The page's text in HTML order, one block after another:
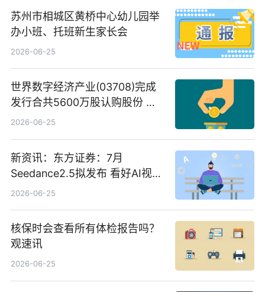
苏州市相城区黄桥中心幼儿园举
办小班、托班新生家长会
2026-06-25
世界数字经济产业(03708)完成
发行合共5600万股认购股份 净
筹约1007万港元 独家焦点
2026-06-25
新资讯：东方证券：7月
Seedance2.5拟发布 看好AI视频
创作工作流进一步提效
2026-06-25
核保时会查看所有体检报告吗？
观速讯
2026-06-25